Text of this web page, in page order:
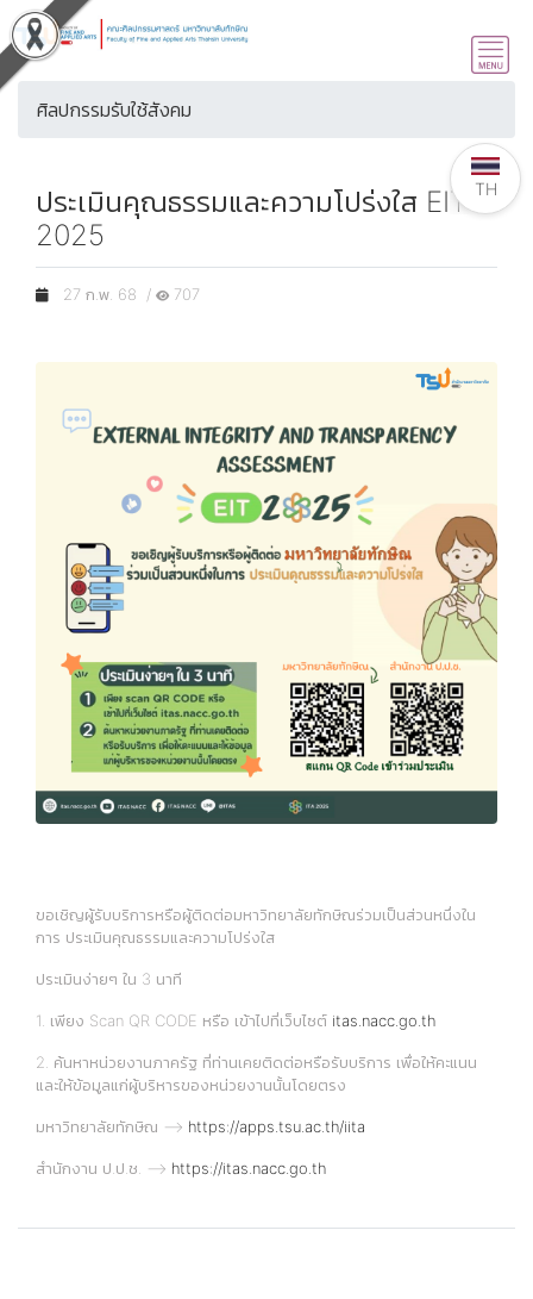
ศิลปกรรมรับใช้สังคม
ประเมินคุณธรรมและความโปร่งใส EIT
2025
27 ก.พ. 68 / 707
ขอเชิญผู้รับบริการหรือผู้ติดต่อมหาวิทยาลัยทักษิณร่วมเป็นส่วนหนึ่งใน
การ ประเมินคุณธรรมและความโปร่งใส
ประเมินง่ายๆ ใน 3 นาที
1. เพียง Scan QR CODE หรือ เข้าไปที่เว็บไซต์ itas.nacc.go.th
2. ค้นหาหน่วยงานภาครัฐ ที่ท่านเคยติดต่อหรือรับบริการ เพื่อให้คะแนน
และให้ข้อมูลแก่ผู้บริหารของหน่วยงานนั้นโดยตรง
มหาวิทยาลัยทักษิณ --> https://apps.tsu.ac.th/iita
สำนักงาน ป.ป.ช. --> https://itas.nacc.go.th
TH